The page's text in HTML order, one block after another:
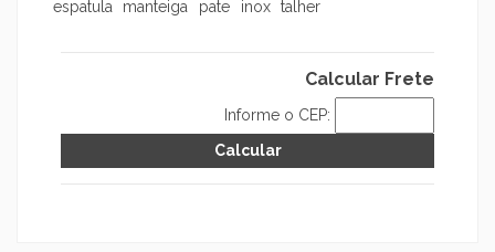
espatula manteiga pate inox talher
Calcular Frete
Informe o CEP: